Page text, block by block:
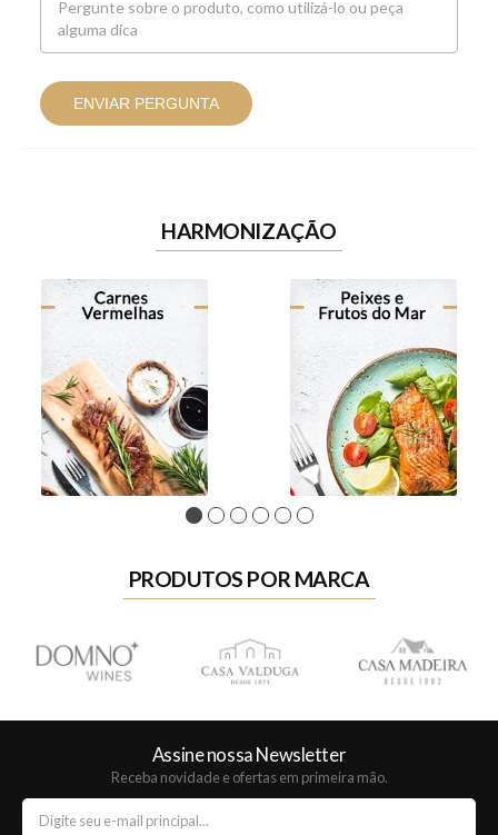
ENVIAR PERGUNTA
HARMONIZAÇÃO
1 2 3 4 5 6
PRODUTOS POR MARCA
Assine nossa Newsletter
Receba novidade e ofertas em primeira mão.